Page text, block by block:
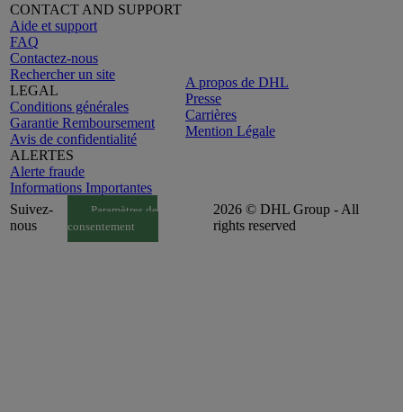
CONTACT AND SUPPORT
Aide et support
FAQ
Contactez-nous
Rechercher un site
LEGAL
Conditions générales
Garantie Remboursement
Avis de confidentialité
ALERTES
Alerte fraude
Informations Importantes
A propos de DHL
Presse
Carrières
Mention Légale
Suivez-
nous
Paramètres de
consentement
2026 © DHL Group - All
rights reserved